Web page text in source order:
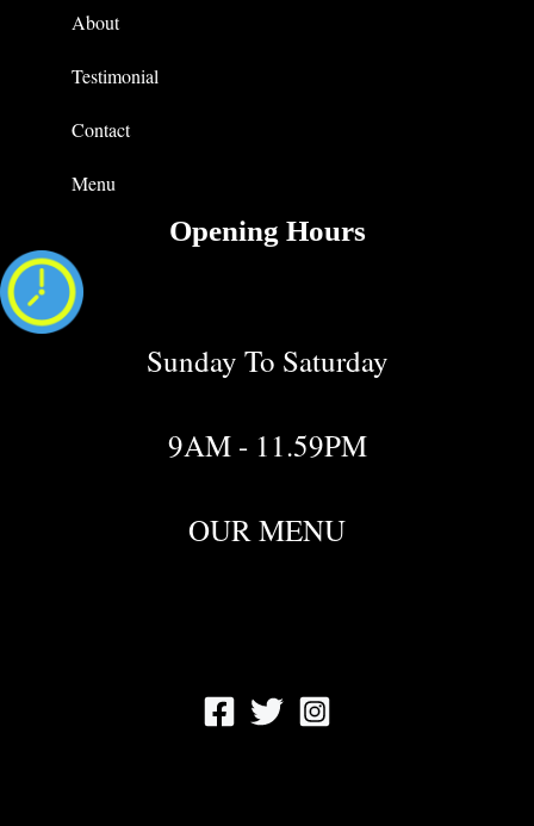
About
Testimonial
Contact
Menu
Opening Hours
Sunday To Saturday
9AM - 11.59PM
OUR MENU